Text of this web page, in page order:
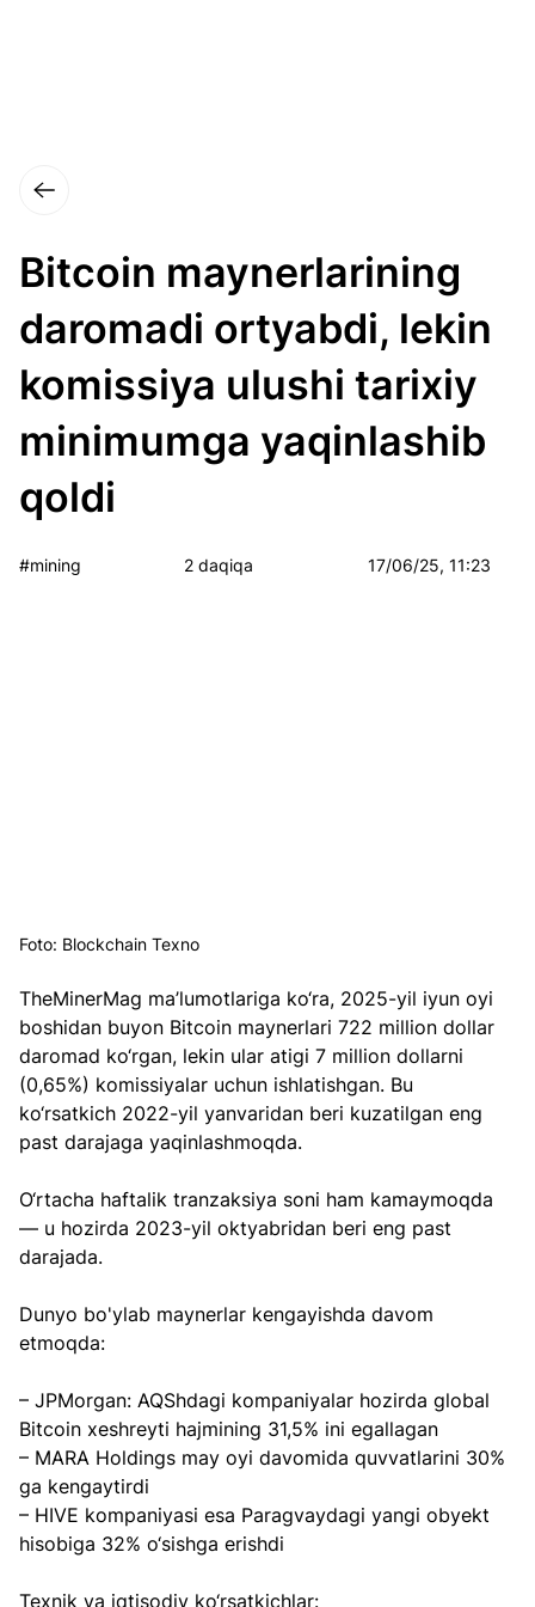
Bitcoin maynerlarining
daromadi ortyabdi, lekin
komissiya ulushi tarixiy
minimumga yaqinlashib
qoldi
#mining 2 daqiqa 17/06/25, 11:23
Foto: Blockchain Texno
TheMinerMag ma’lumotlariga ko‘ra, 2025-yil iyun oyi
boshidan buyon Bitcoin maynerlari 722 million dollar
daromad ko‘rgan, lekin ular atigi 7 million dollarni
(0,65%) komissiyalar uchun ishlatishgan. Bu
ko‘rsatkich 2022-yil yanvaridan beri kuzatilgan eng
past darajaga yaqinlashmoqda.
O‘rtacha haftalik tranzaksiya soni ham kamaymoqda
— u hozirda 2023-yil oktyabridan beri eng past
darajada.
Dunyo bo'ylab maynerlar kengayishda davom
etmoqda:
– JPMorgan: AQShdagi kompaniyalar hozirda global
Bitcoin xeshreyti hajmining 31,5% ini egallagan
– MARA Holdings may oyi davomida quvvatlarini 30%
ga kengaytirdi
– HIVE kompaniyasi esa Paragvaydagi yangi obyekt
hisobiga 32% o‘sishga erishdi
Texnik va iqtisodiy ko‘rsatkichlar: